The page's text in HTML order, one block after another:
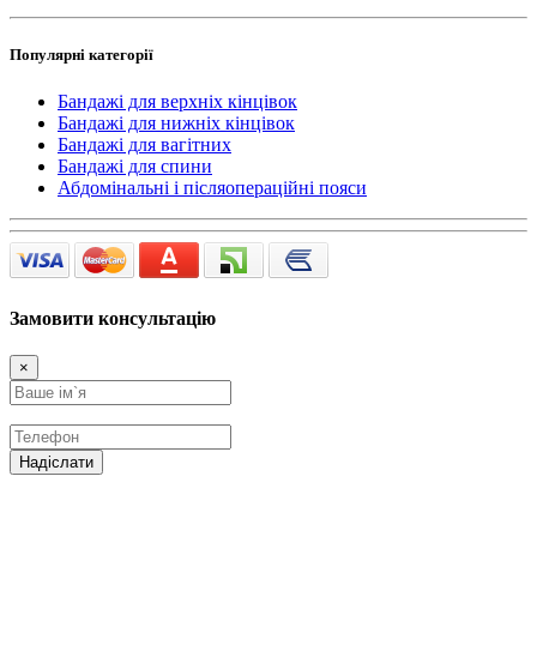
Популярні категорії
Бандажі для верхніх кінцівок
Бандажі для нижніх кінцівок
Бандажі для вагітних
Бандажі для спини
Абдомінальні і післяопераційні пояси
Замовити консультацію
×
Надіслати